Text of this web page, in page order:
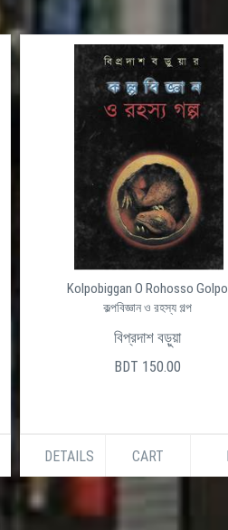
Kolpobiggan O Rohosso Golpo
কল্পবিজ্ঞান ও রহস্য গল্প
বিপ্রদাশ বড়ুয়া
BDT 150.00
DETAILS CART